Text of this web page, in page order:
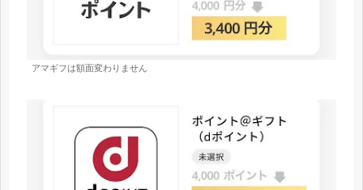
アマギフは額面変わりません